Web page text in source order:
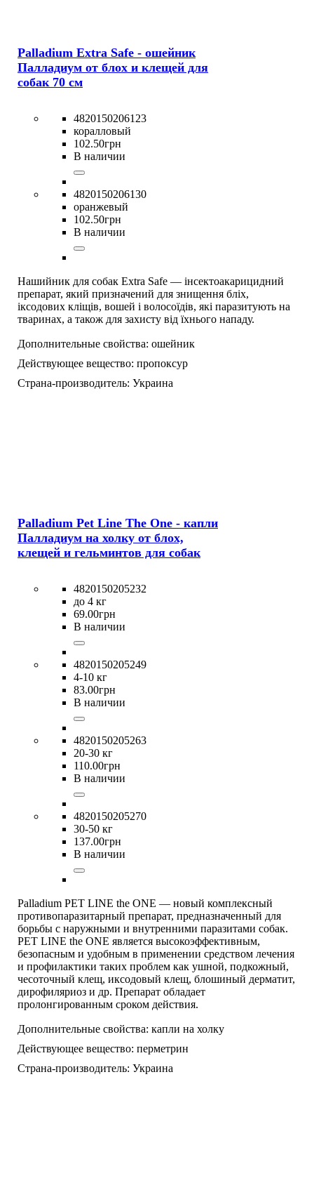
Palladium Extra Safe - ошейник
Палладиум от блох и клещей для
собак 70 см
4820150206123
коралловый
102.50грн
В наличии
4820150206130
оранжевый
102.50грн
В наличии
Нашийник для собак Extra Safe — інсектоакарицидний
препарат, який призначений для знищення бліх,
іксодових кліщів, вошей і волосоїдів, які паразитують на
тваринах, а також для захисту від їхнього нападу.
Дополнительные свойства: ошейник
Действующее вещество: пропоксур
Страна-производитель: Украина
Palladium Pet Line The One - капли
Палладиум на холку от блох,
клещей и гельминтов для собак
4820150205232
до 4 кг
69.00грн
В наличии
4820150205249
4-10 кг
83.00грн
В наличии
4820150205263
20-30 кг
110.00грн
В наличии
4820150205270
30-50 кг
137.00грн
В наличии
Palladium PET LINE the ONE — новый комплексный
противопаразитарный препарат, предназначенный для
борьбы с наружными и внутренними паразитами собак.
PET LINE the ONE является высокоэффективным,
безопасным и удобным в применении средством лечения
и профилактики таких проблем как ушной, подкожный,
чесоточный клещ, иксодовый клещ, блошиный дерматит,
дирофиляриоз и др. Препарат обладает
пролонгированным сроком действия.
Дополнительные свойства: капли на холку
Действующее вещество: перметрин
Страна-производитель: Украина